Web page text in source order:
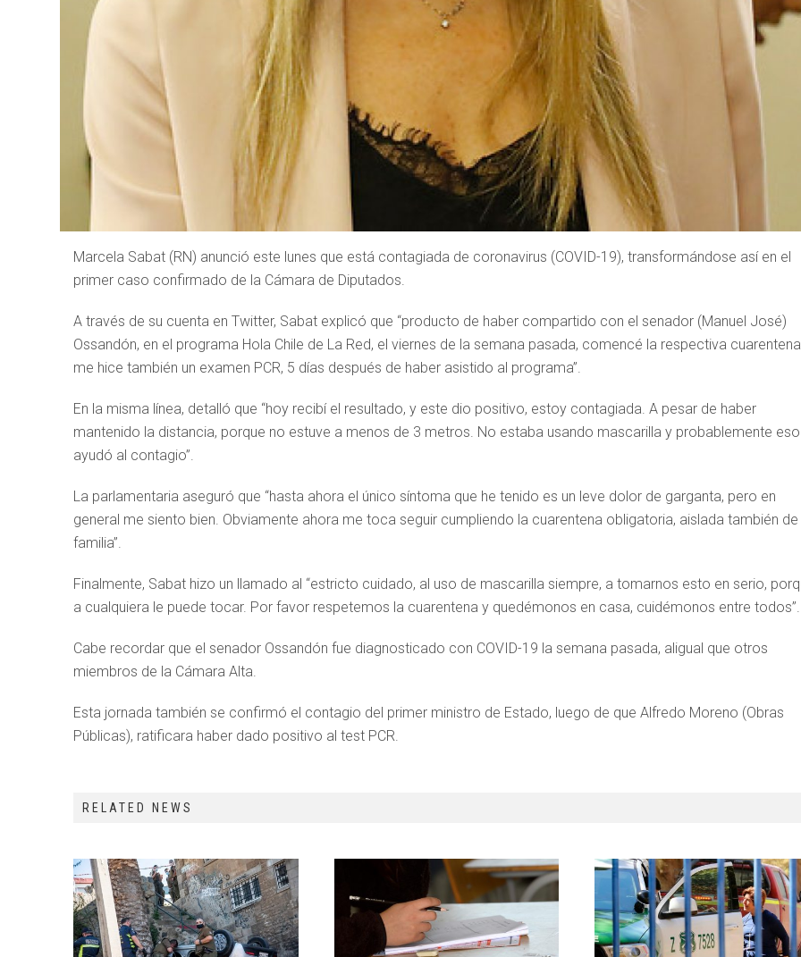
Marcela Sabat (RN) anunció este lunes que está contagiada de coronavirus (COVID-19), transformándose así en el
primer caso confirmado de la Cámara de Diputados.
A través de su cuenta en Twitter, Sabat explicó que “producto de haber compartido con el senador (Manuel José)
Ossandón, en el programa Hola Chile de La Red, el viernes de la semana pasada, comencé la respectiva
me hice también un examen PCR, 5 días después de haber asistido al programa”.
En la misma línea, detalló que “hoy recibí el resultado, y este dio positivo, estoy contagiada. A pesar de haber
mantenido la distancia, porque no estuve a menos de 3 metros. No estaba usando mascarilla y probablemente eso
ayudó al contagio”.
La parlamentaria aseguró que “hasta ahora el único síntoma que he tenido es un leve dolor de garganta, pero en
general me siento bien. Obviamente ahora me toca seguir cumpliendo la cuarentena obligatoria, aislada también
familia”.
Finalmente, Sabat hizo un llamado al “estricto cuidado, al uso de mascarilla siempre, a tomarnos esto en serio,
a cualquiera le puede tocar. Por favor respetemos la cuarentena y quedémonos en casa, cuidémonos entre todos”.
Cabe recordar que el senador Ossandón fue diagnosticado con COVID-19 la semana pasada, aligual que otros
miembros de la Cámara Alta.
Esta jornada también se confirmó el contagio del primer ministro de Estado, luego de que Alfredo Moreno (Obras
Públicas), ratificara haber dado positivo al test PCR.
RELATED NEWS